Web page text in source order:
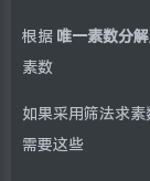
根据 唯一素数分
素数
如果采用筛法求
需要这些